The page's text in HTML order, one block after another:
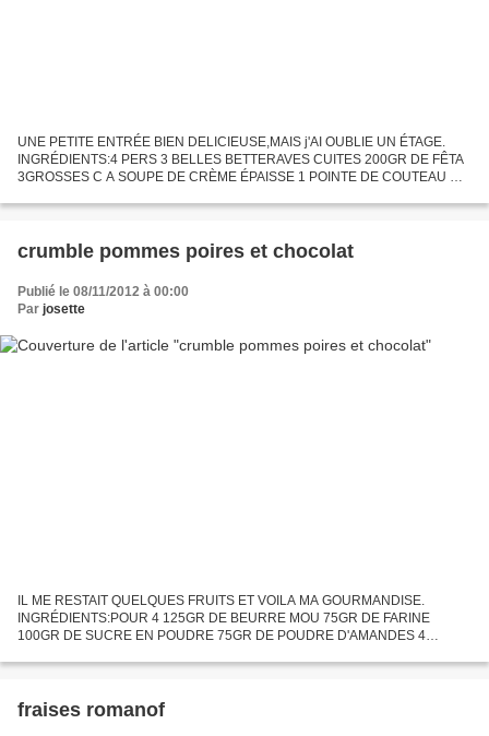
UNE PETITE ENTRÉE BIEN DELICIEUSE,MAIS j'AI OUBLIE UN ÉTAGE.
INGRÉDIENTS:4 PERS 3 BELLES BETTERAVES CUITES 200GR DE FÊTA
3GROSSES C A SOUPE DE CRÈME ÉPAISSE 1 POINTE DE COUTEAU DE
BASILIC SEL&POIVRE...
crumble pommes poires et chocolat
Publié le 08/11/2012 à 00:00
Par josette
IL ME RESTAIT QUELQUES FRUITS ET VOILA MA GOURMANDISE.
INGRÉDIENTS:POUR 4 125GR DE BEURRE MOU 75GR DE FARINE
100GR DE SUCRE EN POUDRE 75GR DE POUDRE D'AMANDES 4
préchauffer le four a 180°c. dans...
fraises romanof